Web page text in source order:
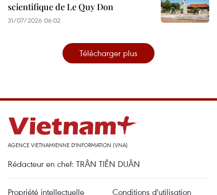
scientifique de Le Quy Don
31/07/2026 06:02
Télécharger plus
AGENCE VIETNAMIENNE D'INFORMATION (VNA)
Rédacteur en chef: TRÂN TIÊN DUÂN
Propriété intellectuelle Conditions d'utilisation